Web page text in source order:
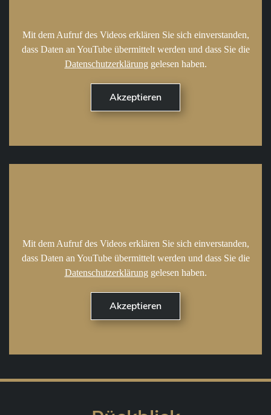
Mit dem Aufruf des Videos erklären Sie sich einverstanden,
dass Daten an YouTube übermittelt werden und dass Sie die
Datenschutzerklärung gelesen haben.
Mit dem Aufruf des Videos erklären Sie sich einverstanden,
dass Daten an YouTube übermittelt werden und dass Sie die
Datenschutzerklärung gelesen haben.